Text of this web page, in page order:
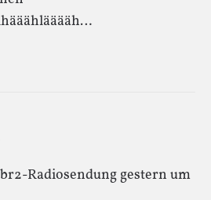
Radiosendung gestern um